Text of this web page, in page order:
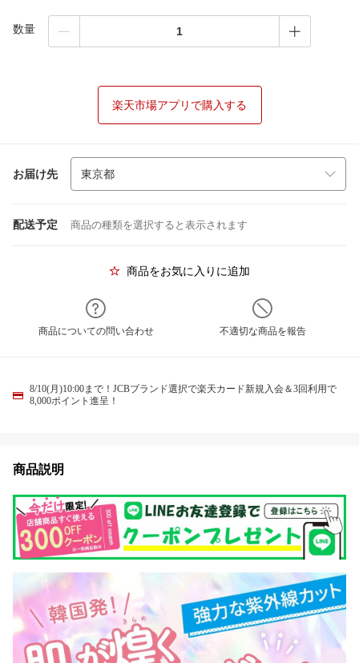
数量
楽天市場アプリで購入する
お届け先
配送予定 商品の種類を選択すると表示されます
商品をお気に入りに追加
商品についての問い合わせ 不適切な商品を報告
8/10(月)10:00まで！JCBブランド選択で楽天カード新規入会＆3回利用で
8,000ポイント進呈！
商品説明